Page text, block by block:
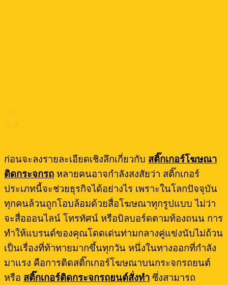
ก่อนจะลงรายละเอียดเชิงลึกเกี่ยวกับ สติ๊กเกอร์โฆษณา
ติดกระจกรถ หลายคนอาจกำลังสงสัยว่า สติ๊กเกอร์
ประเภทนี้จะช่วยธุรกิจได้อย่างไร เพราะในโลกปัจจุบัน
ทุกคนล้วนถูกโอบล้อมด้วยสื่อโฆษณาทุกรูปแบบ ไม่ว่า
จะสื่อออนไลน์ โทรทัศน์ หรือบิลบอร์ดตามท้องถนน การ
ทำให้แบรนด์ของคุณโดดเด่นท่ามกลางคู่แข่งนับไม่ถ้วน
เป็นเรื่องที่ท้าทายมากขึ้นทุกวัน หนึ่งในทางออกที่กำลัง
มาแรง คือการติดสติ๊กเกอร์โฆษณาบนกระจกรถยนต์
หรือ สติ๊กเกอร์ติดกระจกรถยนต์สั่งทำ ซึ่งสามารถ